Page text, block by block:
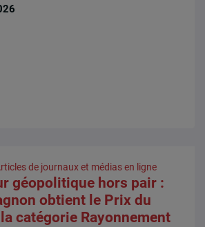
de journaux et médias en ligne
géopolitique hors pair :
obtient le Prix du
catégorie Rayonnement